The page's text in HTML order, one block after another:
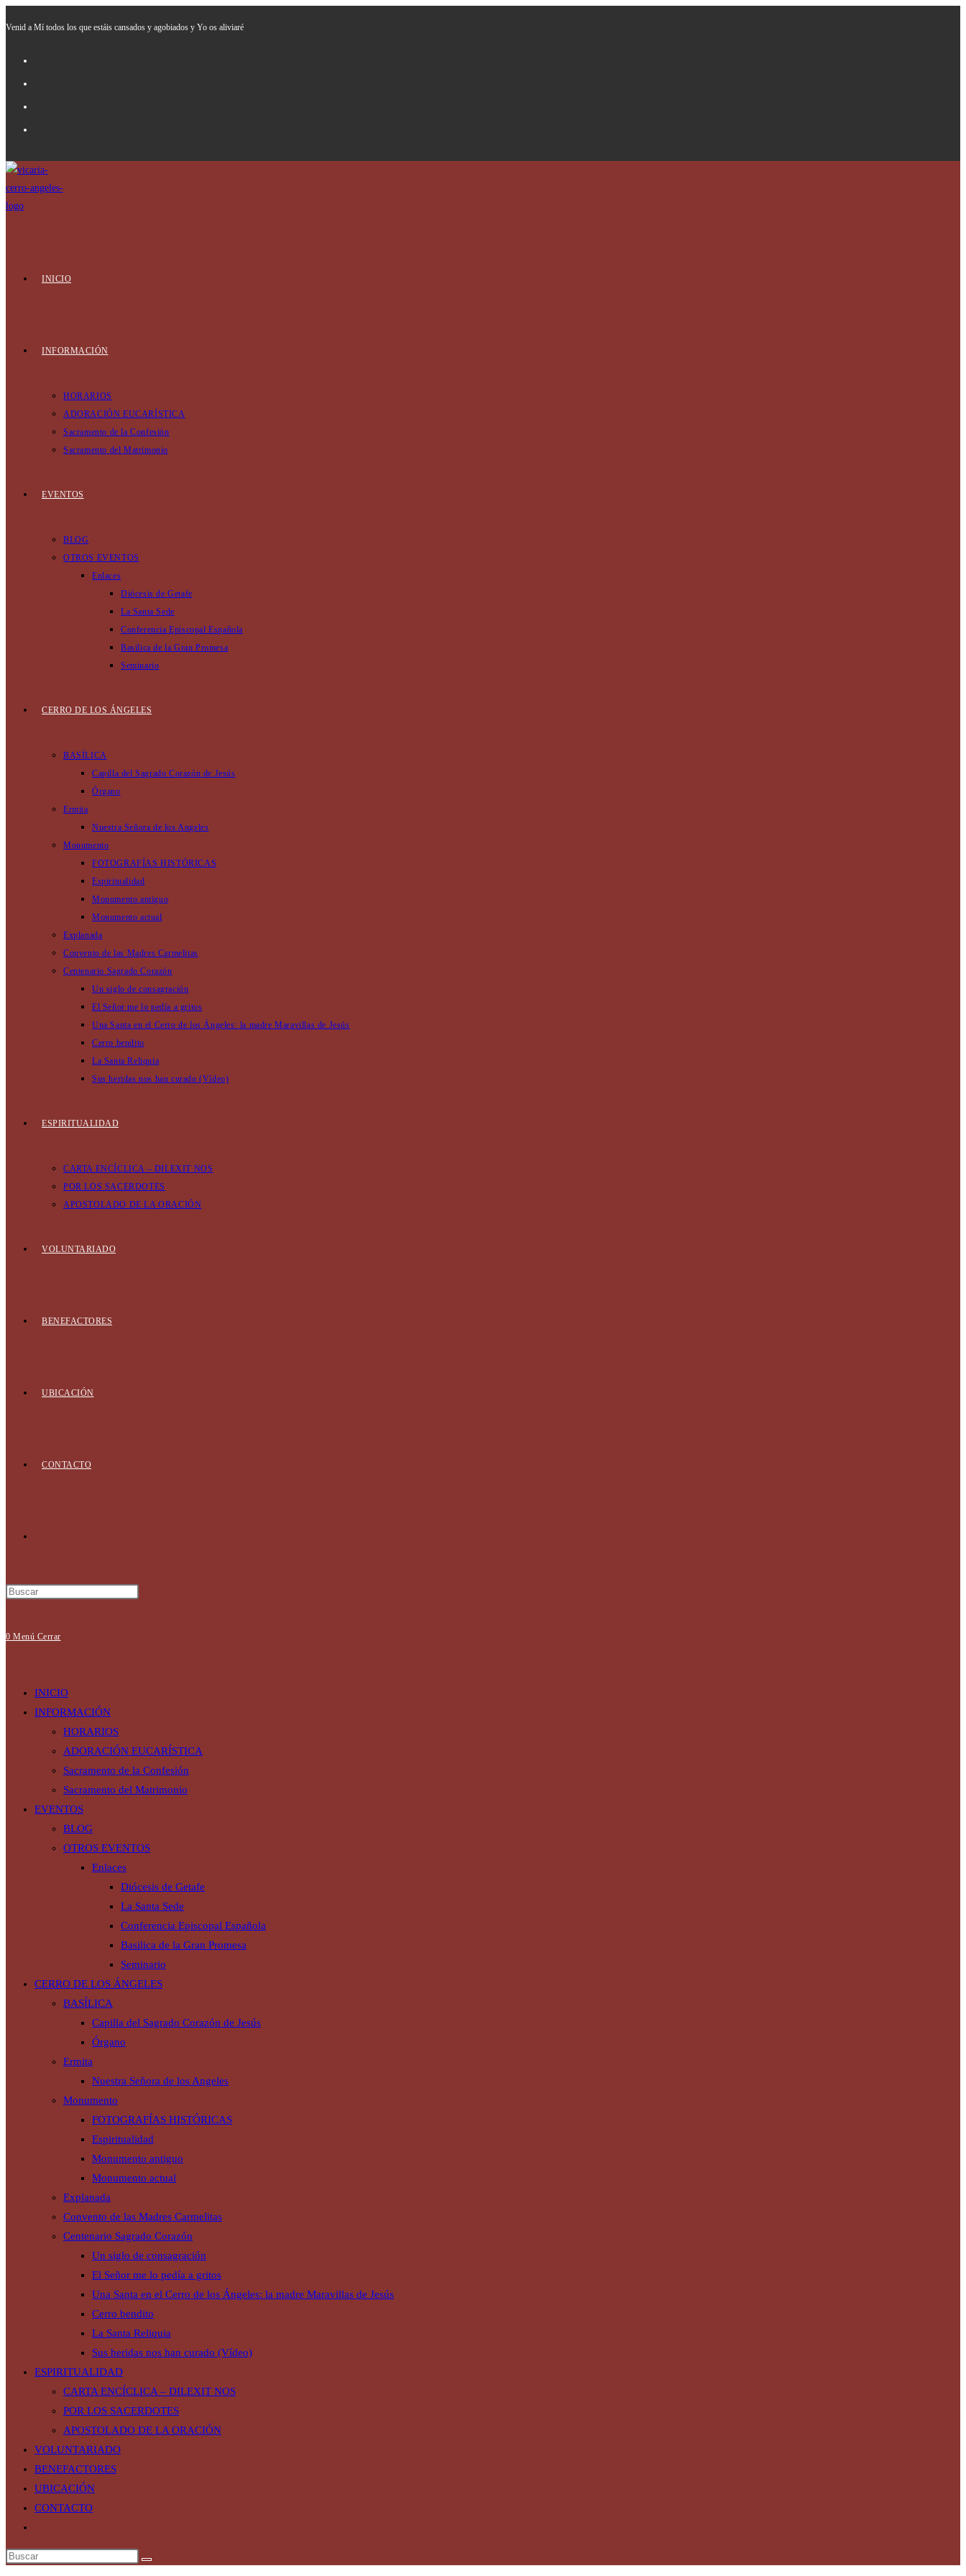
al
Venid a Mí todos los que estáis cansados y agobiados y Yo os aliviaré
INICIO
INFORMACIÓN
HORARIOS
ADORACIÓN EUCARÍSTICA
Sacramento de la Confesión
Sacramento del Matrimonio
EVENTOS
BLOG
OTROS EVENTOS
Enlaces
Diócesis de Getafe
La Santa Sede
Conferencia Episcopal Española
Basilica de la Gran Promesa
Seminario
CERRO DE LOS ÁNGELES
BASÍLICA
Capilla del Sagrado Corazón de Jesús
Órgano
Ermita
Nuestra Señora de los Angeles
Monumento
FOTOGRAFÍAS HISTÓRICAS
Espiritualidad
Monumento antiguo
Monumento actual
Explanada
Convento de las Madres Carmelitas
Centenario Sagrado Corazón
Un siglo de consagración
El Señor me lo pedía a gritos
Una Santa en el Cerro de los Ángeles: la madre Maravillas de Jesús
Cerro bendito
La Santa Reliquia
Sus heridas nos han curado (Vídeo)
ESPIRITUALIDAD
CARTA ENCÍCLICA – DILEXIT NOS
POR LOS SACERDOTES
APOSTOLADO DE LA ORACIÓN
VOLUNTARIADO
BENEFACTORES
UBICACIÓN
CONTACTO
0 Menú Cerrar
INICIO
INFORMACIÓN
HORARIOS
ADORACIÓN EUCARÍSTICA
Sacramento de la Confesión
Sacramento del Matrimonio
EVENTOS
BLOG
OTROS EVENTOS
Enlaces
Diócesis de Getafe
La Santa Sede
Conferencia Episcopal Española
Basilica de la Gran Promesa
Seminario
CERRO DE LOS ÁNGELES
BASÍLICA
Capilla del Sagrado Corazón de Jesús
Órgano
Ermita
Nuestra Señora de los Angeles
Monumento
FOTOGRAFÍAS HISTÓRICAS
Espiritualidad
Monumento antiguo
Monumento actual
Explanada
Convento de las Madres Carmelitas
Centenario Sagrado Corazón
Un siglo de consagración
El Señor me lo pedía a gritos
Una Santa en el Cerro de los Ángeles: la madre Maravillas de Jesús
Cerro bendito
La Santa Reliquia
Sus heridas nos han curado (Vídeo)
ESPIRITUALIDAD
CARTA ENCÍCLICA – DILEXIT NOS
POR LOS SACERDOTES
APOSTOLADO DE LA ORACIÓN
VOLUNTARIADO
BENEFACTORES
UBICACIÓN
CONTACTO
de